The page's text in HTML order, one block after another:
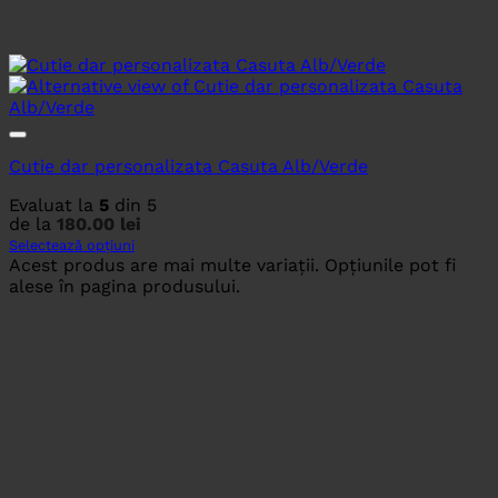
Cutie dar personalizata Casuta Alb/Verde
Evaluat la 5 din 5
de la 180.00 lei
Selectează opțiuni
Acest produs are mai multe variații. Opțiunile pot fi
alese în pagina produsului.